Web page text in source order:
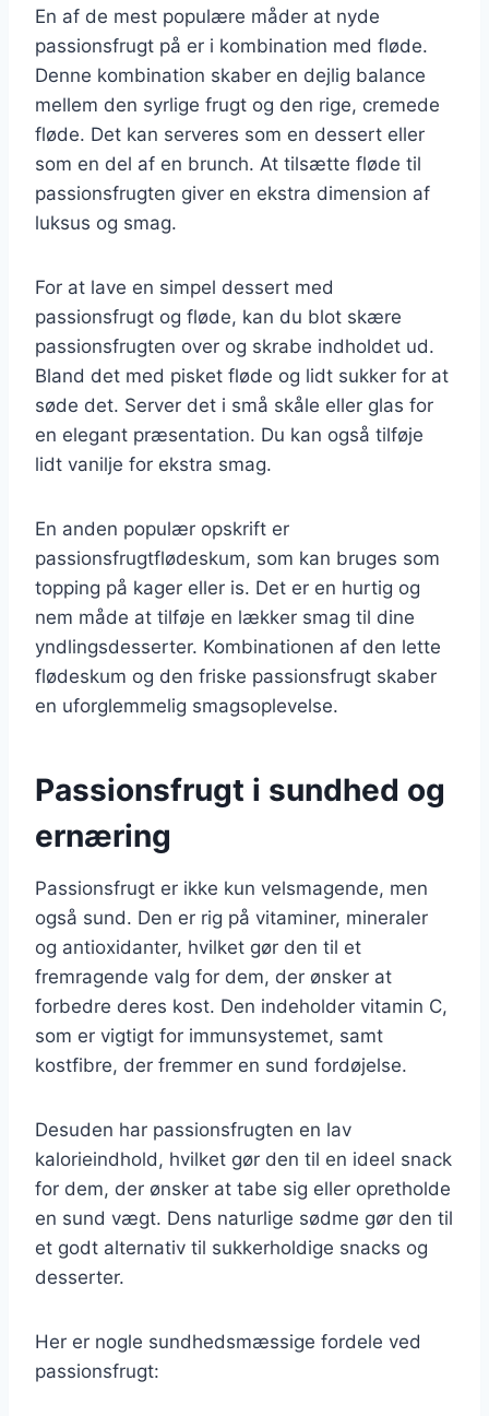
En af de mest populære måder at nyde
passionsfrugt på er i kombination med fløde.
Denne kombination skaber en dejlig balance
mellem den syrlige frugt og den rige, cremede
fløde. Det kan serveres som en dessert eller
som en del af en brunch. At tilsætte fløde til
passionsfrugten giver en ekstra dimension af
luksus og smag.
For at lave en simpel dessert med
passionsfrugt og fløde, kan du blot skære
passionsfrugten over og skrabe indholdet ud.
Bland det med pisket fløde og lidt sukker for at
søde det. Server det i små skåle eller glas for
en elegant præsentation. Du kan også tilføje
lidt vanilje for ekstra smag.
En anden populær opskrift er
passionsfrugtflødeskum, som kan bruges som
topping på kager eller is. Det er en hurtig og
nem måde at tilføje en lækker smag til dine
yndlingsdesserter. Kombinationen af den lette
flødeskum og den friske passionsfrugt skaber
en uforglemmelig smagsoplevelse.
Passionsfrugt i sundhed og
ernæring
Passionsfrugt er ikke kun velsmagende, men
også sund. Den er rig på vitaminer, mineraler
og antioxidanter, hvilket gør den til et
fremragende valg for dem, der ønsker at
forbedre deres kost. Den indeholder vitamin C,
som er vigtigt for immunsystemet, samt
kostfibre, der fremmer en sund fordøjelse.
Desuden har passionsfrugten en lav
kalorieindhold, hvilket gør den til en ideel snack
for dem, der ønsker at tabe sig eller opretholde
en sund vægt. Dens naturlige sødme gør den til
et godt alternativ til sukkerholdige snacks og
desserter.
Her er nogle sundhedsmæssige fordele ved
passionsfrugt: